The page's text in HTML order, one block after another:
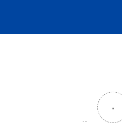
٠